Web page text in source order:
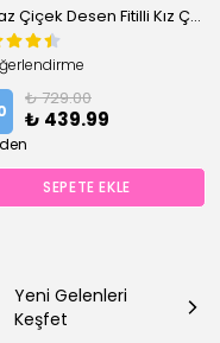
Beyaz Çiçek Desen Fitilli Kız Çocuk Pijama Takım
₺ 729.00
₺ 439.99
SEPETE EKLE
Yeni Gelenleri
Keşfet